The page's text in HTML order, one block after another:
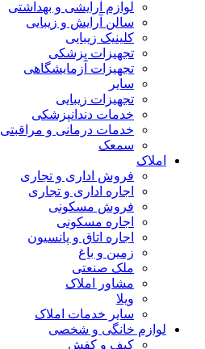
لوازم آرایشی و بهداشتی
سالن آرایش و زیبایی
کلینیک زیبایی
تجهیزات پزشکی
تجهیزات آزمایشگاهی
سایر
تجهیزات زیبایی
خدمات دندانپزشکی
خدمات درمانی و مراقبتی
سمعک
املاک
فروش اداری و تجاری
اجاره اداری و تجاری
فروش مسکونی
اجاره مسکونی
اجاره اتاق و پانسیون
زمین و باغ
ملک صنعتی
مشاور املاک
ویلا
سایر خدمات املاک
لوازم خانگی و شخصی
کیف و کفش